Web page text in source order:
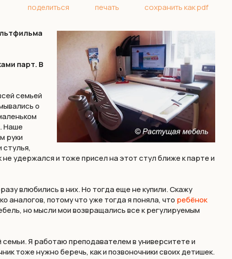
поделиться печать сохранить как pdf
парт. В
семьей
о
Наше
руки
стулья,
удержался и тоже присел на этот стул ближе к парте и
влюбились в них. Но тогда еще не купили. Скажу
аналогов, потому что уже тогда я поняла, что ребёнок
но мысли мои возвращались все к регулируемым
Я работаю преподавателем в университете и
тоже нужно беречь, как и позвоночники своих детишек.